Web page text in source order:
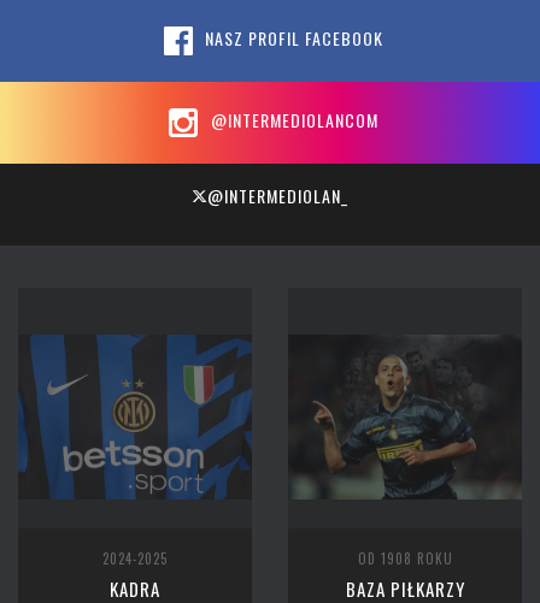
NASZ PROFIL FACEBOOK
@INTERMEDIOLANCOM
@INTERMEDIOLAN_
2024-2025
KADRA
OD 1908 ROKU
BAZA PIŁKARZY